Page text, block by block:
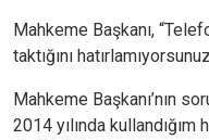
Mahkeme Başkanı,
taktığını
Mahkeme Başkanı’nın
2014 yılında kullandığım